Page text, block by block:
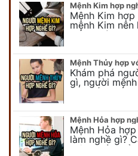
Mệnh Kim hợp
mệnh Kim
tiết người
Khám phá
gì, người
Chi tiết nghề
Mệnh Hỏa
làm nghề gì?
mệnh Hỏa để